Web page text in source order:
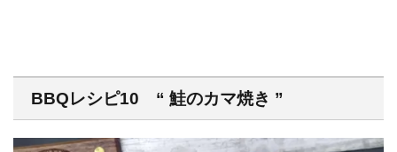
BBQレシピ10 “ 鮭のカマ焼き ”